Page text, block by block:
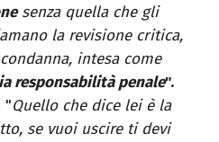
senza quella che gli
la revisione critica,
intesa come
responsabilità penale".
"Quello che dice lei è la
se vuoi uscire ti devi